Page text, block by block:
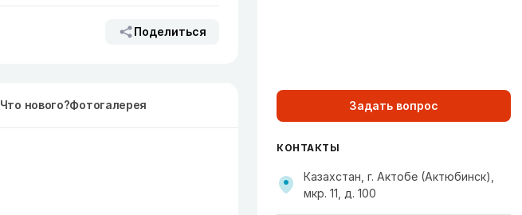
Поделиться
Что нового?Фотогалерея Задать вопрос
КОНТАКТЫ
Казахстан, г. Актобе (Актюбинск),
мкр. 11, д. 100